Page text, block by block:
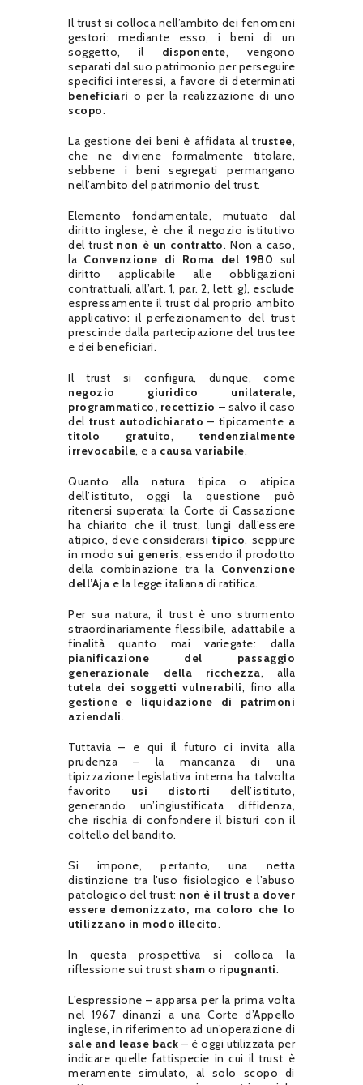
Il trust si colloca nell’ambito dei fenomeni
gestori: mediante esso, i beni di un
soggetto, il disponente, vengono
separati dal suo patrimonio per perseguire
specifici interessi, a favore di determinati
beneficiari o per la realizzazione di uno
scopo.
La gestione dei beni è affidata al trustee,
che ne diviene formalmente titolare,
sebbene i beni segregati permangano
nell’ambito del patrimonio del trust.
Elemento fondamentale, mutuato dal
diritto inglese, è che il negozio istitutivo
del trust non è un contratto. Non a caso,
la Convenzione di Roma del 1980 sul
diritto applicabile alle obbligazioni
contrattuali, all’art. 1, par. 2, lett. g), esclude
espressamente il trust dal proprio ambito
applicativo: il perfezionamento del trust
prescinde dalla partecipazione del trustee
e dei beneficiari.
Il trust si configura, dunque, come
negozio giuridico unilaterale,
programmatico, recettizio – salvo il caso
del trust autodichiarato – tipicamente a
titolo gratuito, tendenzialmente
irrevocabile, e a causa variabile.
Quanto alla natura tipica o atipica
dell’istituto, oggi la questione può
ritenersi superata: la Corte di Cassazione
ha chiarito che il trust, lungi dall’essere
atipico, deve considerarsi tipico, seppure
in modo sui generis, essendo il prodotto
della combinazione tra la Convenzione
dell’Aja e la legge italiana di ratifica.
Per sua natura, il trust è uno strumento
straordinariamente flessibile, adattabile a
finalità quanto mai variegate: dalla
pianificazione del passaggio
generazionale della ricchezza, alla
tutela dei soggetti vulnerabili, fino alla
gestione e liquidazione di patrimoni
aziendali.
Tuttavia – e qui il futuro ci invita alla
prudenza – la mancanza di una
tipizzazione legislativa interna ha talvolta
favorito usi distorti dell’istituto,
generando un’ingiustificata diffidenza,
che rischia di confondere il bisturi con il
coltello del bandito.
Si impone, pertanto, una netta
distinzione tra l’uso fisiologico e l’abuso
patologico del trust: non è il trust a dover
essere demonizzato, ma coloro che lo
utilizzano in modo illecito.
In questa prospettiva si colloca la
riflessione sui trust sham o ripugnanti.
L’espressione – apparsa per la prima volta
nel 1967 dinanzi a una Corte d’Appello
inglese, in riferimento ad un’operazione di
sale and lease back – è oggi utilizzata per
indicare quelle fattispecie in cui il trust è
meramente simulato, al solo scopo di